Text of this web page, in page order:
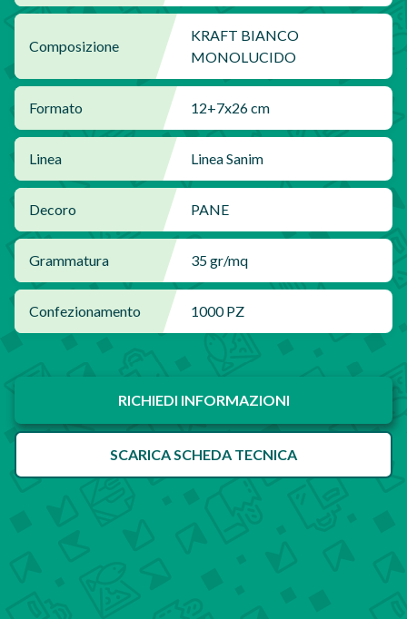
Composizione
KRAFT BIANCO
MONOLUCIDO
Formato 12+7x26 cm
Linea Linea Sanim
Decoro PANE
Grammatura 35 gr/mq
Confezionamento 1000 PZ
RICHIEDI INFORMAZIONI
SCARICA SCHEDA TECNICA